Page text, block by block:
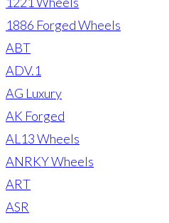
1886 Forged Wheels
ABT
ADV.1
AG Luxury
AK Forged
AL13 Wheels
ANRKY Wheels
ART
ASR